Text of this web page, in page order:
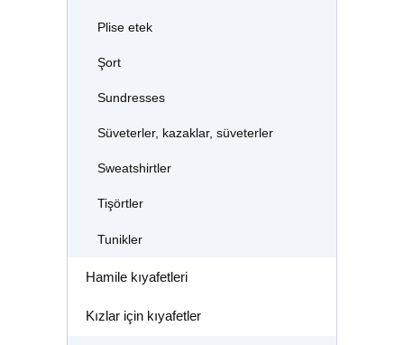
Plise etek
Şort
Sundresses
Süveterler, kazaklar, süveterler
Sweatshirtler
Tişörtler
Tunikler
Hamile kıyafetleri
Kızlar için kıyafetler